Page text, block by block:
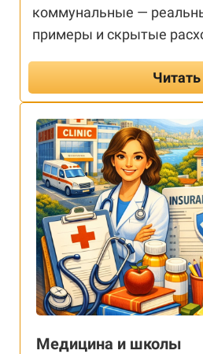
коммунальные —
примеры и скрытые
Читать
Медицина и школы